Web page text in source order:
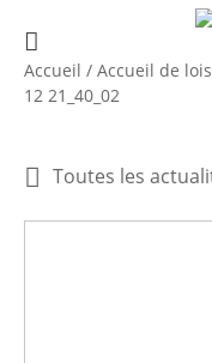
Accueil / Accueil de
12 21_40_02
Toutes les